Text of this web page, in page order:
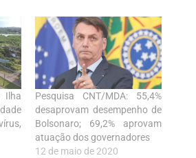
Ilha
Pesquisa CNT/MDA: 55,4%
desaprovam desempenho de
Bolsonaro; 69,2% aprovam
atuação dos governadores
12 de maio de 2020